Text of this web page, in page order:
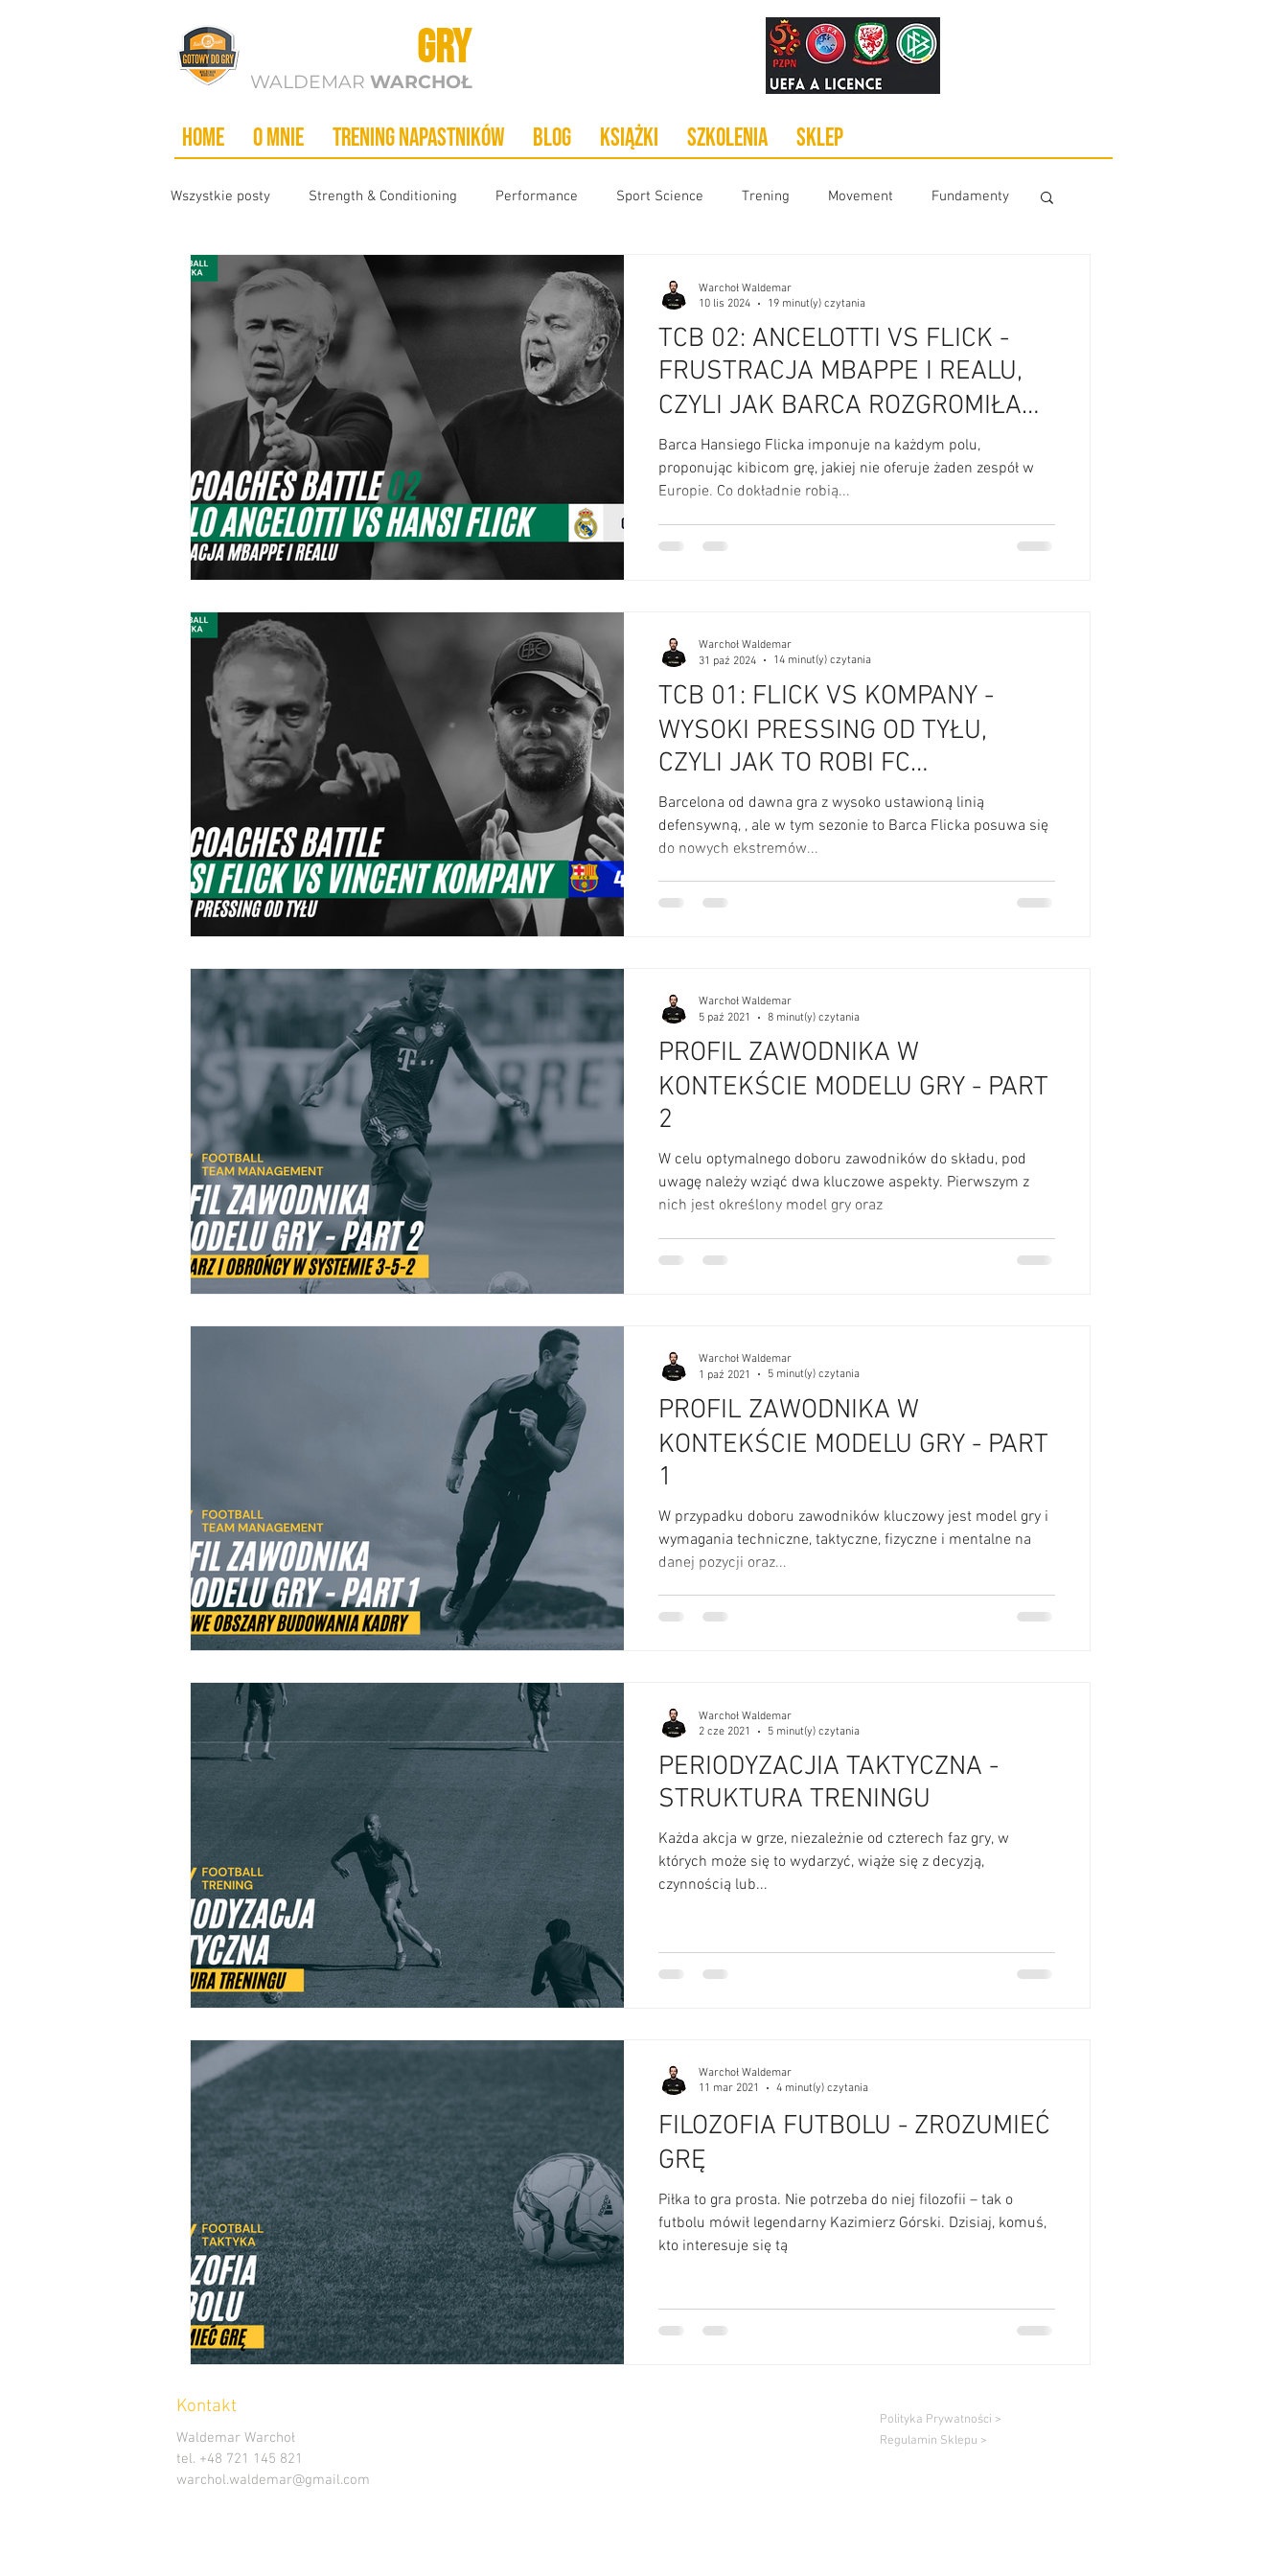
GRY
WALDEMAR WARCHOŁ
Home O MNIE trening napastników Blog KsiążkI Szkolenia Sklep
Wszystkie posty Strength & Conditioning Performance Sport Science Trening Movement Fundamenty
Taktyka Piłka nożna Team Management
TCB 02: ANCELOTTI VS FLICK -
FRUSTRACJA MBAPPE I REALU,
CZYLI JAK BARCA ROZGROMIŁA
GALACTICOS (ANALIZA
TAKTYCZNA)
Barca Hansiego Flicka imponuje na każdym polu,
proponując kibicom grę, jakiej nie oferuje żaden zespół w
Europie. Co dokładnie robią...
Warchoł Waldemar
10 lis 2024
19 minut(y) czytania
TCB 01: FLICK VS KOMPANY -
WYSOKI PRESSING OD TYŁU,
CZYLI JAK TO ROBI FC
BARCELONA (ANALIZA
TAKTYCZNA)
Barcelona od dawna gra z wysoko ustawioną linią
defensywną, , ale w tym sezonie to Barca Flicka posuwa się
do nowych ekstremów...
Warchoł Waldemar
31 paź 2024
14 minut(y) czytania
PROFIL ZAWODNIKA W
KONTEKŚCIE MODELU GRY - PART
2
W celu optymalnego doboru zawodników do składu, pod
uwagę należy wziąć dwa kluczowe aspekty. Pierwszym z
nich jest określony model gry oraz
Warchoł Waldemar
5 paź 2021
8 minut(y) czytania
PROFIL ZAWODNIKA W
KONTEKŚCIE MODELU GRY - PART
1
W przypadku doboru zawodników kluczowy jest model gry i
wymagania techniczne, taktyczne, fizyczne i mentalne na
danej pozycji oraz...
Warchoł Waldemar
1 paź 2021
5 minut(y) czytania
PERIODYZACJIA TAKTYCZNA -
STRUKTURA TRENINGU
Każda akcja w grze, niezależnie od czterech faz gry, w
których może się to wydarzyć, wiąże się z decyzją,
czynnością lub...
Warchoł Waldemar
2 cze 2021
5 minut(y) czytania
FILOZOFIA FUTBOLU - ZROZUMIEĆ
GRĘ
Piłka to gra prosta. Nie potrzeba do niej filozofii – tak o
futbolu mówił legendarny Kazimierz Górski. Dzisiaj, komuś,
kto interesuje się tą
Warchoł Waldemar
11 mar 2021
4 minut(y) czytania
Kontakt
Waldemar Warchoł
tel. +48 721 145 821
warchol.waldemar@gmail.com
Polityka Prywatności >
Regulamin Sklepu >